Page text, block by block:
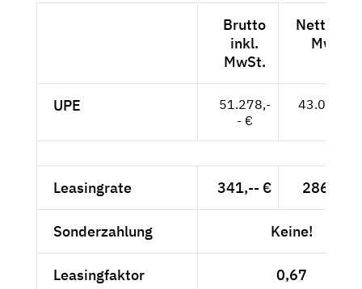
Brutto
inkl.
MwSt.
Netto
MwSt.
UPE
51.278,-
- €
43.091,--
Leasingrate 341,-- € 286,55 €
Sonderzahlung Keine!
Leasingfaktor 0,67